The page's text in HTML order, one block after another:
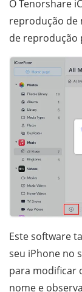
O Tenorshare
reprodução de
de reprodução
Este software
seu iPhone no
para modificar
nome e